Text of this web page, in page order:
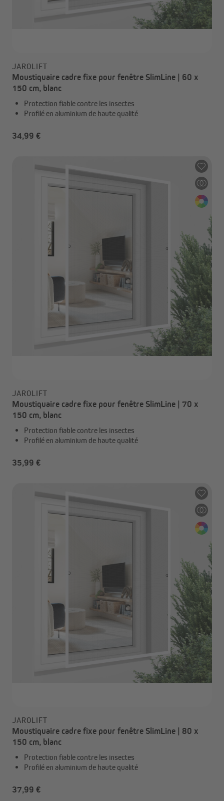
JAROLIFT
Moustiquaire cadre fixe pour fenêtre SlimLine | 60 x
150 cm, blanc
Protection fiable contre les insectes
Profilé en aluminium de haute qualité
34,99 €
JAROLIFT
Moustiquaire cadre fixe pour fenêtre SlimLine | 70 x
150 cm, blanc
Protection fiable contre les insectes
Profilé en aluminium de haute qualité
35,99 €
JAROLIFT
Moustiquaire cadre fixe pour fenêtre SlimLine | 80 x
150 cm, blanc
Protection fiable contre les insectes
Profilé en aluminium de haute qualité
37,99 €